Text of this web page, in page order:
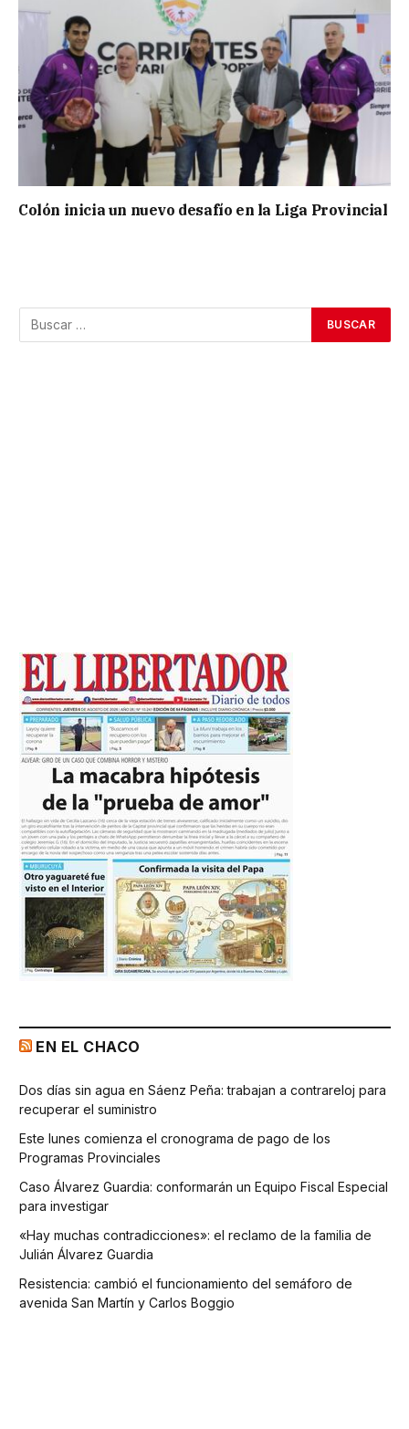
Colón inicia un nuevo desafío en la Liga Provincial
EN EL CHACO
Dos días sin agua en Sáenz Peña: trabajan a contrareloj para
recuperar el suministro
Este lunes comienza el cronograma de pago de los
Programas Provinciales
Caso Álvarez Guardia: conformarán un Equipo Fiscal Especial
para investigar
«Hay muchas contradicciones»: el reclamo de la familia de
Julián Álvarez Guardia
Resistencia: cambió el funcionamiento del semáforo de
avenida San Martín y Carlos Boggio